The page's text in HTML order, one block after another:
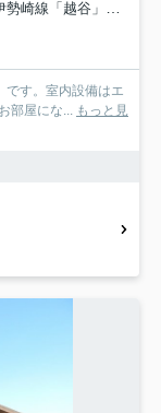
線「越谷」駅 徒歩16分
です。室内設備はエ
部屋にな... もっと見